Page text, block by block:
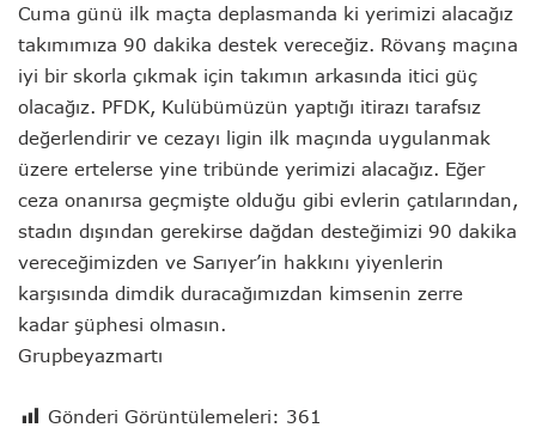
Cuma günü ilk maçta deplasmanda ki yerimizi alacağız
takımımıza 90 dakika destek vereceğiz. Rövanş maçına
iyi bir skorla çıkmak için takımın arkasında itici güç
olacağız. PFDK, Kulübümüzün yaptığı itirazı tarafsız
değerlendirir ve cezayı ligin ilk maçında uygulanmak
üzere ertelerse yine tribünde yerimizi alacağız. Eğer
ceza onanırsa geçmişte olduğu gibi evlerin çatılarından,
stadın dışından gerekirse dağdan desteğimizi 90 dakika
vereceğimizden ve Sarıyer’in hakkını yiyenlerin
karşısında dimdik duracağımızdan kimsenin zerre
kadar şüphesi olmasın.
Grupbeyazmartı
Gönderi Görüntülemeleri: 361